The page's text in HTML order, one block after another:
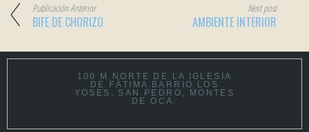
Publicación Anterior
BIFE DE CHORIZO
Next post
AMBIENTE INTERIOR
100 M NORTE DE LA IGLESIA
DE FÁTIMA BARRIO LOS
YOSES, SAN PEDRO, MONTES
DE OCA.